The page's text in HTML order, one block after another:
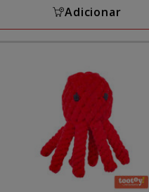
Adicionar